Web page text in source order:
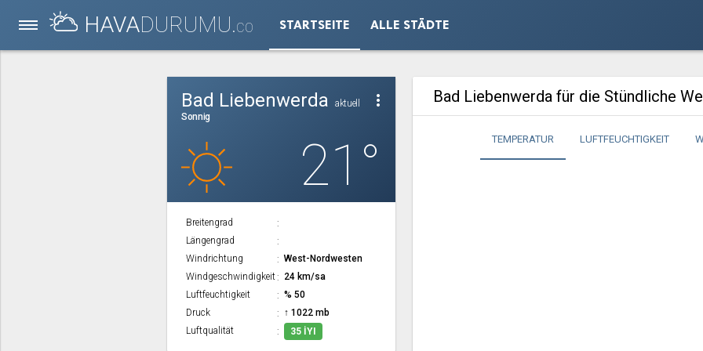
HAVADURUMU.CO STARTSEITE ALLE STÄDTE
more_vert
Bad Liebenwerda
aktuell
Sonnig
21°
Breitengrad
Längengrad
Windrichtung
West-Nordwesten
Windgeschwindigkeit
24 km/sa
Luftfeuchtigkeit
% 50
Druck
↑ 1022 mb
Luftqualität
35 İYI
Bad Liebenwerda für die Stündliche
TEMPERATUR LUFTFEUCHTIGKEIT